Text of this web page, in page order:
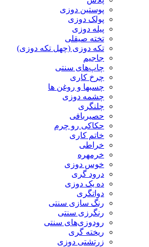
پوستین دوزی
پولک دوزی
پیله دوزی
تخته صیقلی
تکه دوزی (چهل تکه دوزی)
جاجیم
چاپ‌های سنتی
چرخ کاری
چسبها و روغن ها
چشمه دوزی
چلنگری
حصیربافی
حکاکی رو چرم
خاتم کاری
خراطی
خرمهره
خوس دوزی
درود گری
ده یک دوزی
دواتگری
رنگ سازی سنتی
رنگرزی سنتی
رودوزی‌های سنتی
ریخته گری
زرتشتی دوزی